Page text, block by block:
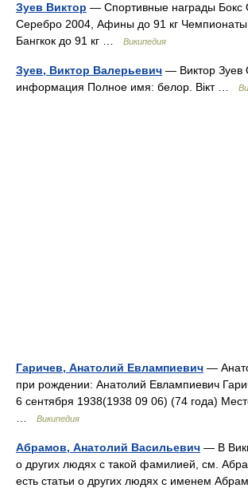
Зуев Виктор — Спортивные награды Бокс
Серебро 2004, Афины до 91 кг Чемпионаты
Бангкок до 91 кг …
Википедия
Зуев, Виктор Валерьевич — Виктор
информация Полное имя: белор. Вікт …
Гаричев, Анатолий Евлампиевич —
при рождении: Анатолий Евлампиевич
6 сентября 1938(1938 09 06) (74 года)
Википедия
Абрамов, Анатолий Васильевич — В
о других людях с такой фамилией, см.
есть статьи о других людях с именем